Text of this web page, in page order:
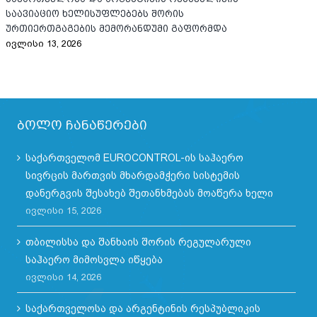
საავიაციო ხელისუფლებებს შორის
ურთიერთგაგების მემორანდუმი გაფორმდა
ივლისი 13, 2026
ბოლო ჩანაწერები
საქართველომ EUROCONTROL-ის საჰაერო
სივრცის მართვის მხარდამჭერი სისტემის
დანერგვის შესახებ შეთანხმებას მოაწერა ხელი
ივლისი 15, 2026
თბილისსა და შანხაის შორის რეგულარული
საჰაერო მიმოსვლა იწყება
ივლისი 14, 2026
საქართველოსა და არგენტინის რესპუბლიკის